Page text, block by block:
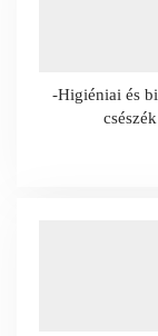
-Higiéniai és
csészék